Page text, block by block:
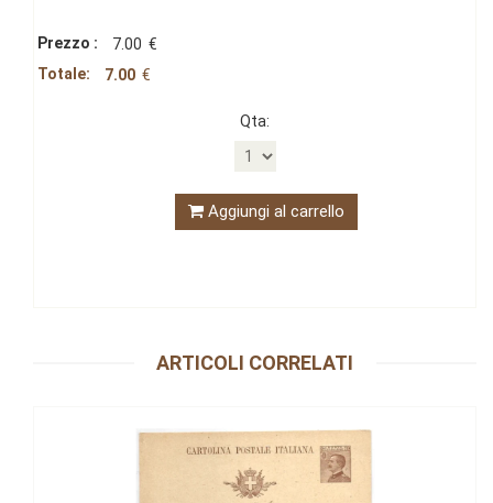
Prezzo : 7.00 €
Totale:
7.00 €
Qta:
Aggiungi al carrello
ARTICOLI CORRELATI